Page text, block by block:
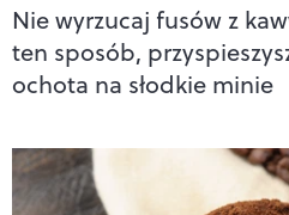
Nie wyrzucaj fusów z
ten sposób,
ochota na słodkie minie